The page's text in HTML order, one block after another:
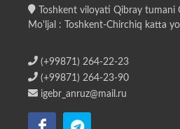
Toshkent viloyati Qibray tumani
Mo'ljal : Toshkent-Chirchiq katta
(+99871) 264-22-23
(+99871) 264-23-90
igebr_anruz@mail.ru